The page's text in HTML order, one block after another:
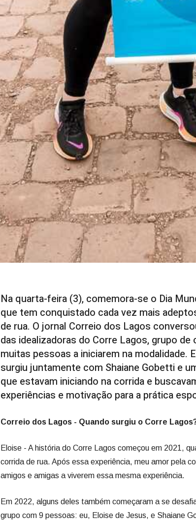
Na quarta-feira (3), comemora-se o Dia
que tem conquistado cada vez mais
de rua. O jornal Correio dos Lagos
das idealizadoras do Corre Lagos, grupo
muitas pessoas a iniciarem na modalidade.
surgiu juntamente com Shaiane Gobetti e
que estavam iniciando na corrida e
experiências e motivação para a prática
Correio dos Lagos - Quando surgiu o Corre
Eloise - A história do Corre Lagos começou em 2021,
corrida de rua. Após essa experiência, meu amor pela
amigos e amigas a viverem essa mesma experiência.
Em 2022, alguns deles também começaram a se
grupo com 9 pessoas: eu, Eloise de Jesus, e Shaiane